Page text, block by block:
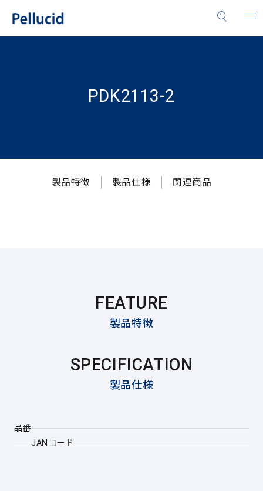
PDK2113-2
製品特徴 製品仕様 関連商品
FEATURE
製品特徴
SPECIFICATION
製品仕様
品番
JANコード